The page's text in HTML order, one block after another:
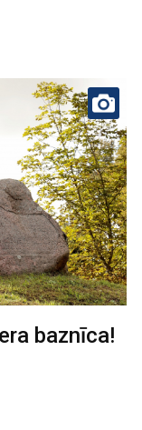
baznīca!